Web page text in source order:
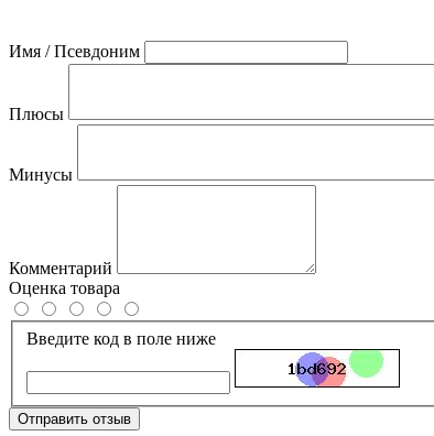
Имя / Псевдоним
Плюсы
Минусы
Комментарий
Оценка товара
Введите код в поле ниже
Отправить отзыв